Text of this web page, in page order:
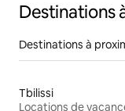
Destinations
Destinations à
Tbilissi
Locations de